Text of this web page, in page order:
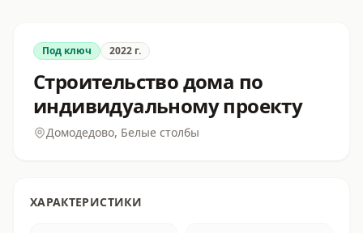
Под ключ 2022 г.
Строительство дома по
индивидуальному проекту
Домодедово, Белые столбы
ХАРАКТЕРИСТИКИ